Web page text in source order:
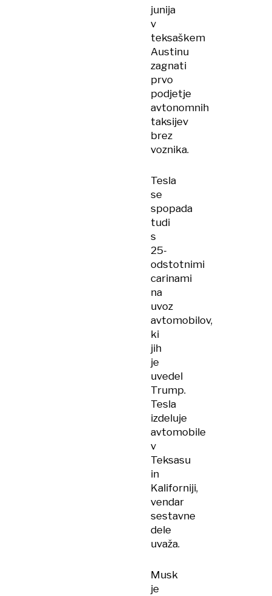
junija
v
teksaškem
Austinu
zagnati
prvo
podjetje
avtonomnih
taksijev
brez
voznika.
Tesla
se
spopada
tudi
s
25-
odstotnimi
carinami
na
uvoz
avtomobilov,
ki
jih
je
uvedel
Trump.
Tesla
izdeluje
avtomobile
v
Teksasu
in
Kaliforniji,
vendar
sestavne
dele
uvaža.
Musk
je